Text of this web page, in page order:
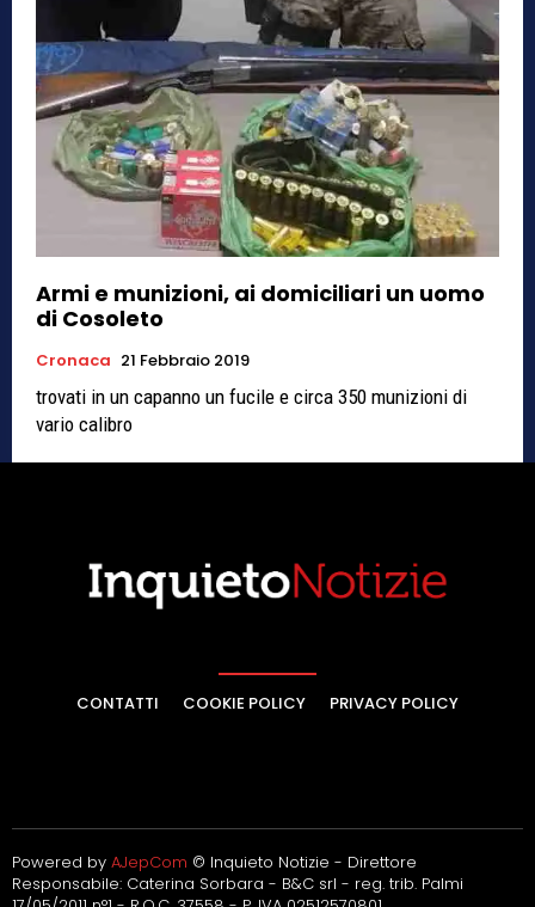
Armi e munizioni, ai domiciliari un uomo
di Cosoleto
Cronaca 21 Febbraio 2019
trovati in un capanno un fucile e circa 350 munizioni di
vario calibro
CONTATTI COOKIE POLICY PRIVACY POLICY
Powered by AJepCom © Inquieto Notizie - Direttore
Responsabile: Caterina Sorbara - B&C srl - reg. trib. Palmi